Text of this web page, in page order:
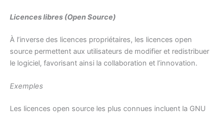
Licences libres (Open Source)
À l’inverse des licences propriétaires, les licences open
source permettent aux utilisateurs de modifier et redistribuer
le logiciel, favorisant ainsi la collaboration et l’innovation.
Exemples
Les licences open source les plus connues incluent la GNU